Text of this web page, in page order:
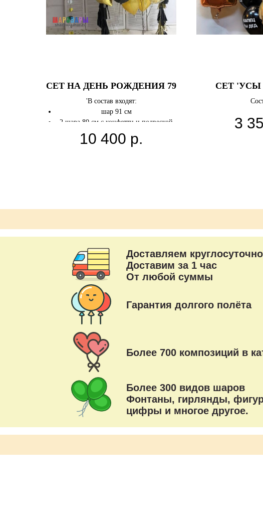
СЕТ НА ДЕНЬ РОЖДЕНИЯ 79
'В состав входят:
шар 91 см
2 шара 80 см с конфетти и подвеской
2 шара 30 см с конфетти
3 звезды 46 см
10 400 р.
СЕТ 'УСЫ
Фигура
4
3
Доставляем круглосуточно
Доставим за 1 час
От любой суммы
Гарантия долгого полёта
Более 700 композиций в
Более 300 видов шаров
Фонтаны, гирлянды,
цифры и многое другое.